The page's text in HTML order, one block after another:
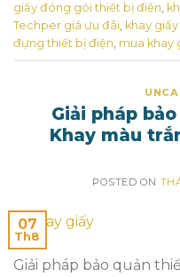
giấy đóng gói thiết bị điện,
Techper giá ưu đãi, khay
đựng thiết bị điện, mua khay
Giải pháp
Khay màu
POSTED ON
07
Th8
Giải pháp bảo quản